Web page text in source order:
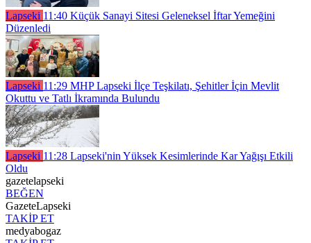
Lapseki 11:40 Küçük Sanayi Sitesi Geleneksel İftar Yemeğini
Düzenledi
Lapseki 11:29 MHP Lapseki İlçe Teşkilatı, Şehitler İçin Mevlit
Okuttu ve Tatlı İkramında Bulundu
Lapseki 11:28 Lapseki'nin Yüksek Kesimlerinde Kar Yağışı Etkili
Oldu
gazetelapseki
BEĞEN
GazeteLapseki
TAKİP ET
medyabogaz